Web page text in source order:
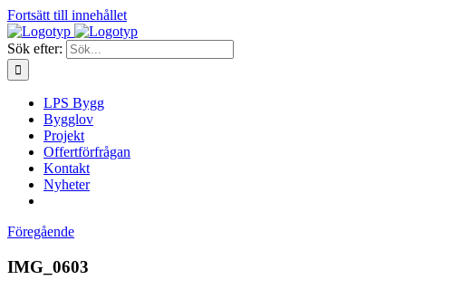
Fortsätt till innehållet
Sök efter:
LPS Bygg
Bygglov
Projekt
Offertförfrågan
Kontakt
Nyheter
Föregående
IMG_0603